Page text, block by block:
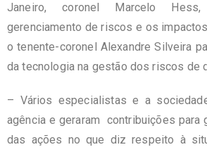
Janeiro, coronel Marcelo
gerenciamento de riscos e os
o tenente-coronel Alexandre Silveira
da tecnologia na gestão dos riscos de
– Vários especialistas e a
agência e geraram contribuições para
das ações no que diz respeito à